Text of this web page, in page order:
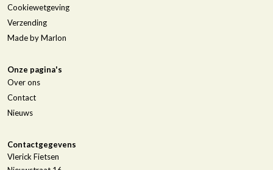
Cookiewetgeving
Verzending
Made by Marlon
Onze pagina's
Over ons
Contact
Nieuws
Contactgegevens
Vlerick Fietsen